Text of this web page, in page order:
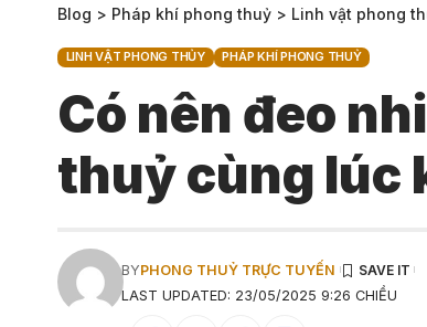
Blog > Pháp khí phong thuỷ > Linh vật phong
LINH VẬT PHONG THỦY PHÁP KHÍ PHONG THUỶ
Có nên đeo
thuỷ cùng lúc
LAST UPDATED: 23/05/2025 9:26 CHIỀU
BYPHONG THUỶ TRỰC TUYẾN